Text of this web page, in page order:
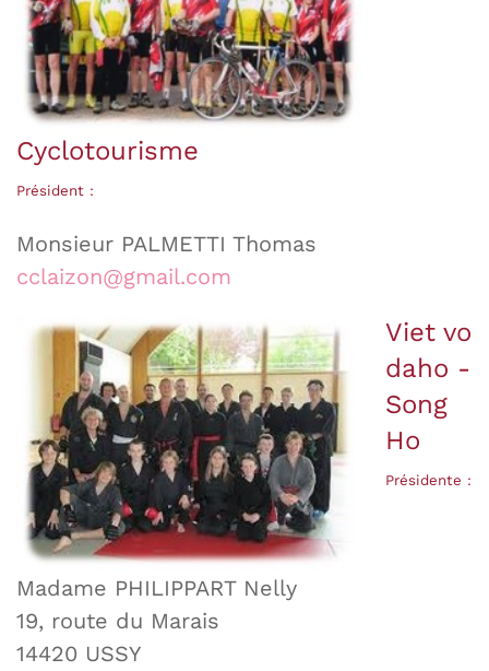
Cyclotourisme
Président :
Monsieur PALMETTI Thomas
cclaizon@gmail.com
Viet vo
daho -
Song
Ho
Présidente :
Madame PHILIPPART Nelly
19, route du Marais
14420 USSY